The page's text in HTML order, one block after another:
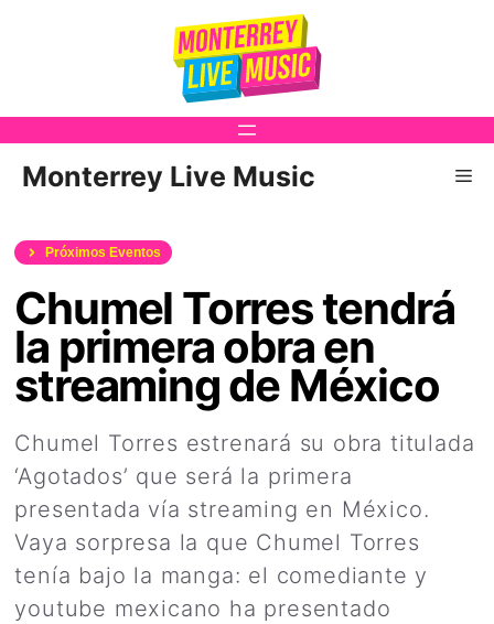
Monterrey Live Music
Próximos Eventos
Chumel Torres tendrá
la primera obra en
streaming de México
Chumel Torres estrenará su obra titulada
‘Agotados’ que será la primera
presentada vía streaming en México.
Vaya sorpresa la que Chumel Torres
tenía bajo la manga: el comediante y
youtube mexicano ha presentado